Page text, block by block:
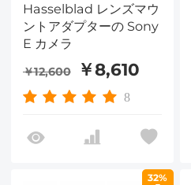
Hasselblad レンズマウ
ントアダプターの Sony
E カメラ
￥12,600 ￥8,610
8
32%